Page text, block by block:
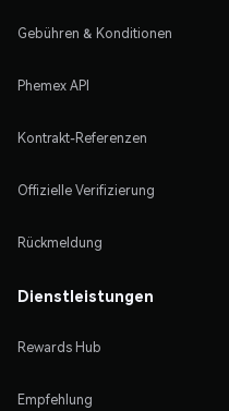
Gebühren & Konditionen
Phemex API
Kontrakt-Referenzen
Offizielle Verifizierung
Rückmeldung
Dienstleistungen
Rewards Hub
Empfehlung